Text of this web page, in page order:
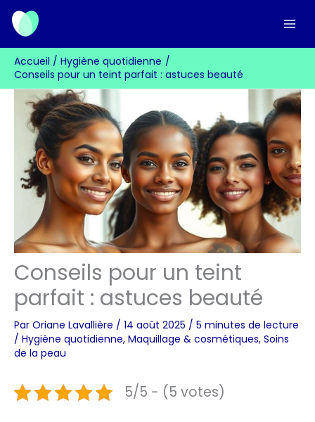
Aller
contenu
Accueil
Hygiène quotidienne
Conseils pour un teint parfait : astuces beauté
Conseils pour un teint
parfait : astuces beauté
Par Oriane Lavallière / 14 août 2025 / 5 minutes de lecture
/ Hygiène quotidienne, Maquillage & cosmétiques, Soins
de la peau
5/5 - (5 votes)